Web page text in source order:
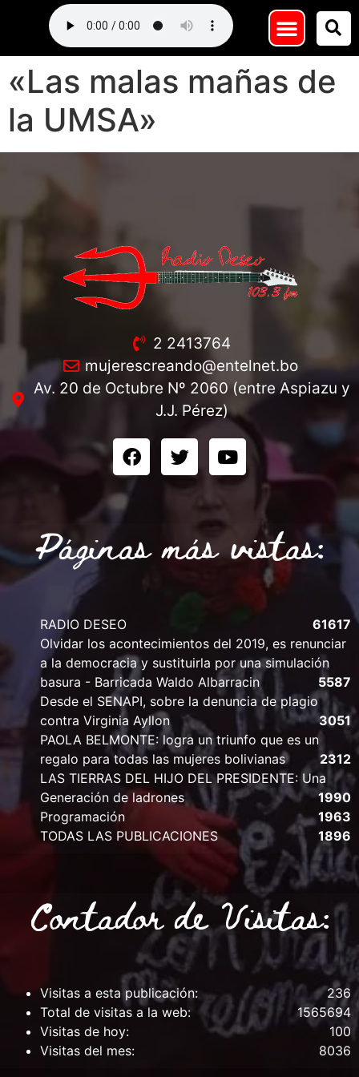
«Las malas mañas de
la UMSA»
2 2413764
mujerescreando@entelnet.bo
Av. 20 de Octubre Nº 2060 (entre Aspiazu y
J.J. Pérez)
Páginas más vistas:
RADIO DESEO
61617
Olvidar los acontecimientos del 2019, es renunciar
a la democracia y sustituirla por una simulación
basura - Barricada Waldo Albarracin
5587
Desde el SENAPI, sobre la denuncia de plagio
contra Virginia Ayllon
3051
PAOLA BELMONTE: logra un triunfo que es un
regalo para todas las mujeres bolivianas
2312
LAS TIERRAS DEL HIJO DEL PRESIDENTE: Una
Generación de ladrones
1990
Programación
1963
TODAS LAS PUBLICACIONES
1896
Contador de Visitas:
236
Visitas a esta publicación:
1565694
Total de visitas a la web:
100
Visitas de hoy:
8036
Visitas del mes: